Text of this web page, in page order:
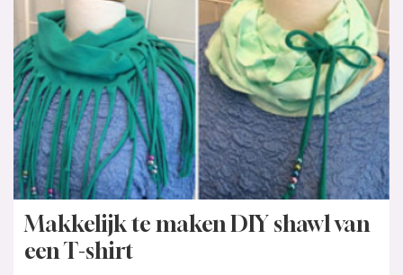
Makkelijk te maken DIY shawl van
een T-shirt